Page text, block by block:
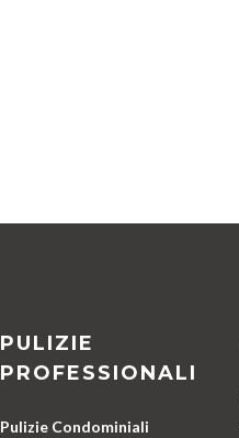
PULIZIE
PROFESSIONALI
Pulizie Condominiali